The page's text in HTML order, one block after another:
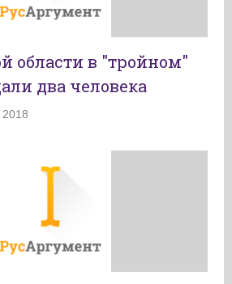
области в "тройном"
два человека